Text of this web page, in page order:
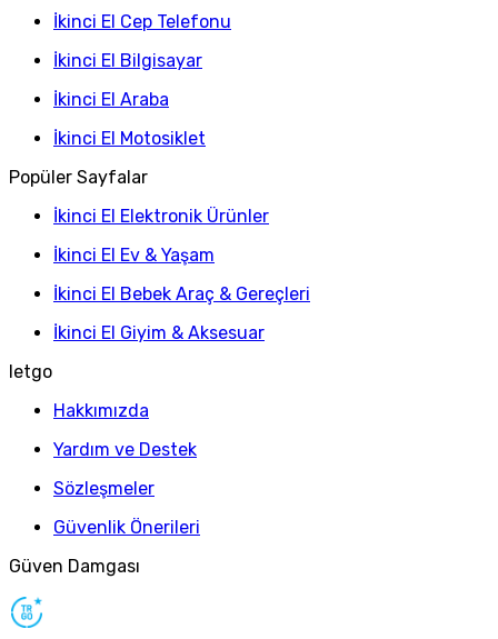
İkinci El Cep Telefonu
İkinci El Bilgisayar
İkinci El Araba
İkinci El Motosiklet
Popüler Sayfalar
İkinci El Elektronik Ürünler
İkinci El Ev & Yaşam
İkinci El Bebek Araç & Gereçleri
İkinci El Giyim & Aksesuar
letgo
Hakkımızda
Yardım ve Destek
Sözleşmeler
Güvenlik Önerileri
Güven Damgası